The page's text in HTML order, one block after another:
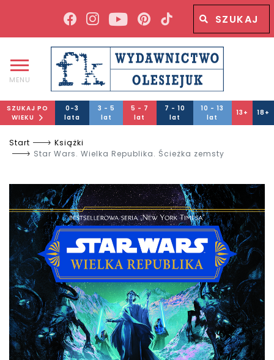
Wyszukiwana fraza
MENU
SZUKAJ PO
WIEKU
0-3
lata
3 - 5
lat
5 - 7
lat
7 - 10
lat
10 - 13
lat
13+ 18+
Start
Książki
Star Wars. Wielka Republika. Ścieżka zemsty